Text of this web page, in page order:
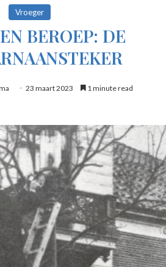
Vroeger
BEROEP: DE
23 maart 2023 1 minute read